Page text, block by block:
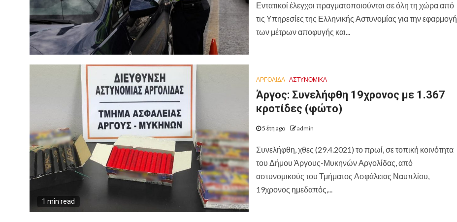
Εντατικοί έλεγχοι πραγματοποιούνται σε όλη τη χώρα από
τις Υπηρεσίες της Ελληνικής Αστυνομίας για την εφαρμογή
των μέτρων αποφυγής και...
1 min read
ΑΡΓΟΛΙΔΑ ΑΣΤΥΝΟΜΙΚΑ
Άργος: Συνελήφθη 19χρονος με 1.367
κροτίδες (φώτο)
5 έτη ago admin
Συνελήφθη, χθες (29.4.2021) το πρωί, σε τοπική κοινότητα
του Δήμου Άργους-Μυκηνών Αργολίδας, από
αστυνομικούς του Τμήματος Ασφάλειας Ναυπλίου,
19χρονος ημεδαπός,...